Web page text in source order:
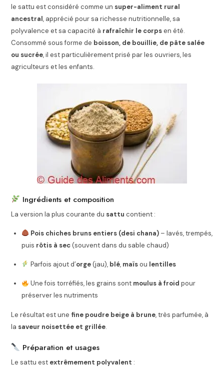
le sattu est considéré comme un super-aliment rural
ancestral, apprécié pour sa richesse nutritionnelle, sa
polyvalence et sa capacité à rafraîchir le corpsen été.
Consommé sous forme de boisson, de bouillie, de pâte salée
ou sucrée, il est particulièrement prisé par les ouvriers, les
agriculteurs et les enfants.
Ingrédients et composition
La version la plus courante du sattu contient :
Pois chiches bruns entiers (desi chana) – lavés, trempés,
puis rôtis à sec(souvent dans du sable chaud)
Parfois ajout d’orge(jau), blé, maïsou lentilles
Une fois torréfiés, les grains sont moulus à froid pour
préserver les nutriments
Le résultat est une fine poudre beige à brune, très parfumée, à
la saveur noisettée et grillée.
Préparation et usages
Le sattu est extrêmement polyvalent :